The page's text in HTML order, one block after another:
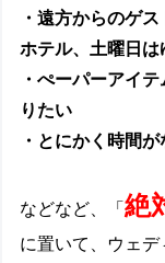
・遠方からのゲ
ホテル、土曜日は
・ぺーパーアイ
りたい
・とにかく時間
などなど、「絶
に置いて、ウェ